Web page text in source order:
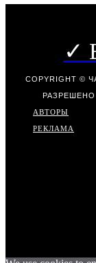
✓
COPYRIGHT
АВТОРЫ
РЕКЛАМА